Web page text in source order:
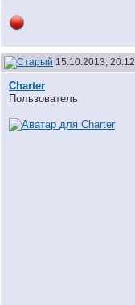
15.10.2013, 20:12
Charter
Пользователь